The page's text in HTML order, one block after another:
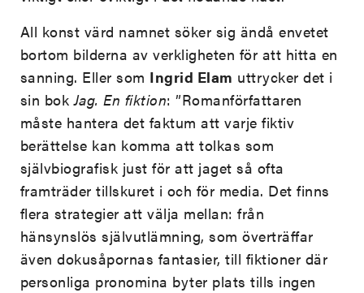
All konst värd namnet söker sig ändå envetet
bortom bilderna av verkligheten för att hitta en
sanning. Eller som Ingrid Elam uttrycker det i
sin bokJag. En fiktion: ”Romanförfattaren
måste hantera det faktum att varje fiktiv
berättelse kan komma att tolkas som
självbiografisk just för att jaget så ofta
framträder tillskuret i och för media. Det finns
flera strategier att välja mellan: från
hänsynslös självutlämning, som överträffar
även dokusåpornas fantasier, till fiktioner där
personliga pronomina byter plats tills ingen